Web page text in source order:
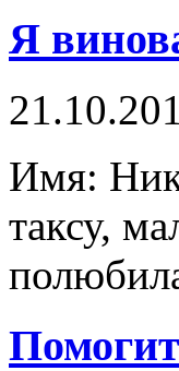
Я
Имя:
таксу,